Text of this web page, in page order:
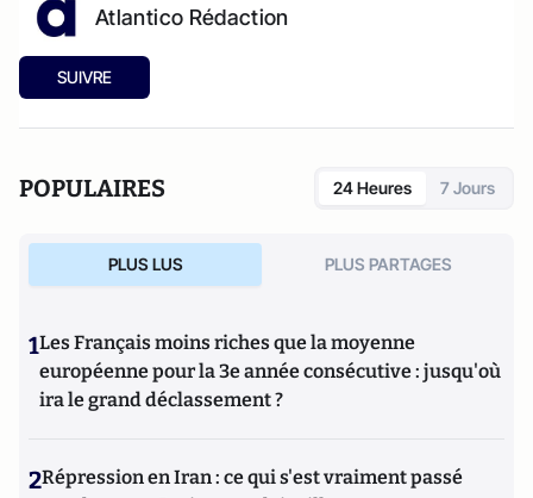
Atlantico Rédaction
SUIVRE
POPULAIRES 24 Heures 7 Jours
PLUS LUS PLUS PARTAGES
1Les Français moins riches que la moyenne
européenne pour la 3e année consécutive : jusqu'où
ira le grand déclassement ?
2Répression en Iran : ce qui s'est vraiment passé